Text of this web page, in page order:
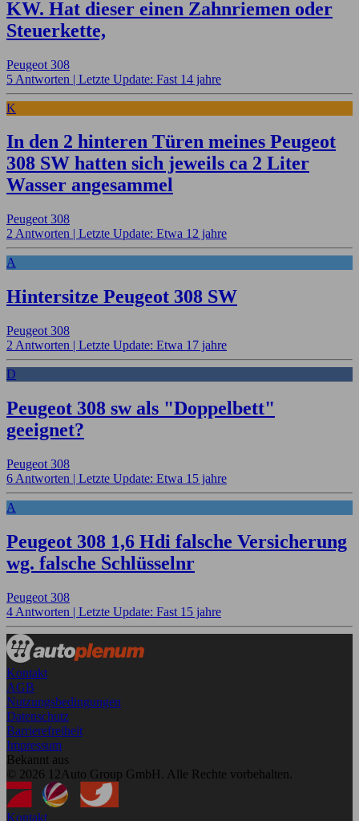
KW. Hat dieser einen Zahnriemen oder
Steuerkette,
Peugeot 308
5 Antworten | Letzte Update: Fast 14 jahre
K
In den 2 hinteren Türen meines Peugeot
308 SW hatten sich jeweils ca 2 Liter
Wasser angesammel
Peugeot 308
2 Antworten | Letzte Update: Etwa 12 jahre
A
Hintersitze Peugeot 308 SW
Peugeot 308
2 Antworten | Letzte Update: Etwa 17 jahre
D
Peugeot 308 sw als "Doppelbett"
geeignet?
Peugeot 308
6 Antworten | Letzte Update: Etwa 15 jahre
A
Peugeot 308 1,6 Hdi falsche Versicherung
wg. falsche Schlüsselnr
Peugeot 308
4 Antworten | Letzte Update: Fast 15 jahre
Kontakt
AGB
Nutzungsbedingungen
Datenschutz
Barrierefreiheit
Impressum
Bekannt aus
© 2026 12Auto Group GmbH. Alle Rechte vorbehalten.
Kontakt